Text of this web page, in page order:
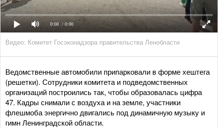
0:00 / 0:00
Видео: Комитет Госэконадзора правительства Ленобласти
Ведомственные автомобили припарковали в форме хештега
(решетки). Сотрудники комитета и подведомственных
организаций построились так, чтобы образовалась цифра
47. Кадры снимали с воздуха и на земле, участники
флешмоба энергично двигались под динамичную музыку и
гимн Ленинградской области.